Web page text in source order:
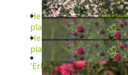
HeideasterAster
plant
HeideasterAster
plant
'Erlk?nig'Vaste plant